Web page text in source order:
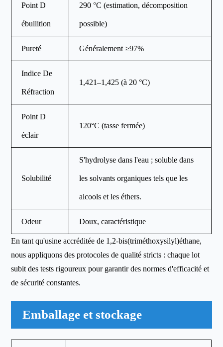
Point D
ébullition
290 °C (estimation, décomposition
possible)
Pureté Généralement ≥97%
Indice De
Réfraction
1,421–1,425 (à 20 °C)
Point D
éclair
120°C (tasse fermée)
Solubilité
S'hydrolyse dans l'eau ; soluble dans
les solvants organiques tels que les
alcools et les éthers.
Odeur Doux, caractéristique
En tant qu'usine accréditée de 1,2-bis(triméthoxysilyl)éthane,
nous appliquons des protocoles de qualité stricts : chaque lot
subit des tests rigoureux pour garantir des normes d'efficacité et
de sécurité constantes.
Emballage et stockage